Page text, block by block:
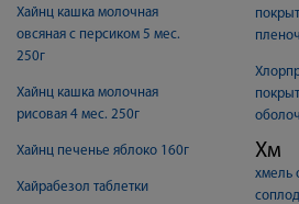
Хайнц кашка молочная
овсяная с персиком 5 мес.
250г
Хайнц кашка молочная
рисовая 4 мес. 250г
Хайнц печенье яблоко 160г
Хайрабезол таблетки
Хм
хмель